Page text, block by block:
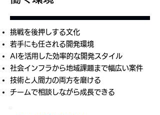
挑戦を後押しする文化
若手にも任される開発環境
AIを活用した効率的な開発スタイル
社会インフラから地域課題まで幅広い案件
技術と人間力の両方を磨ける
チームで相談しながら成長できる